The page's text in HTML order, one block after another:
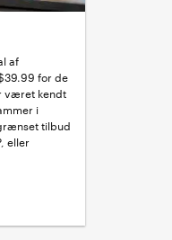
af
for de
været kendt
i
tilbud
eller